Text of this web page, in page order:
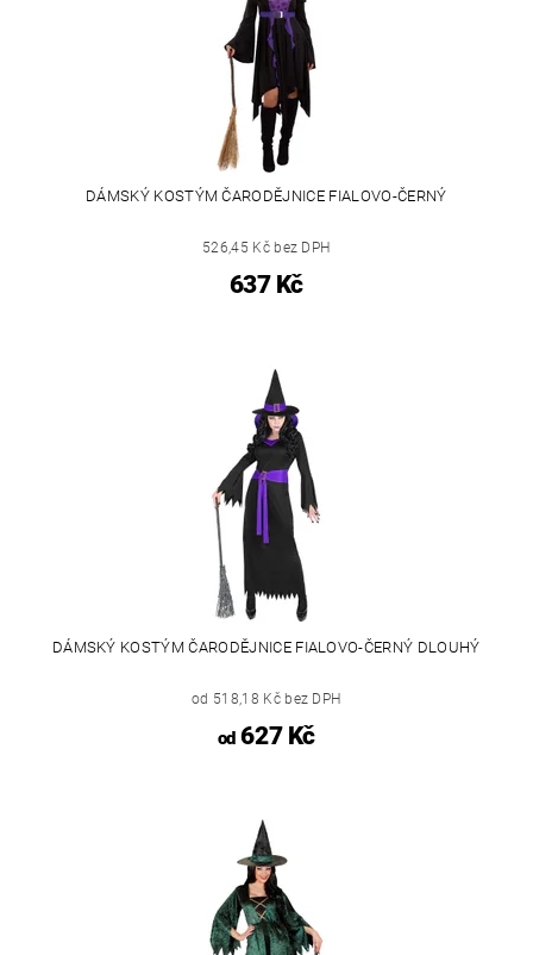
DÁMSKÝ KOSTÝM ČARODĚJNICE FIALOVO-ČERNÝ
526,45 Kč bez DPH
637 Kč
DÁMSKÝ KOSTÝM ČARODĚJNICE FIALOVO-ČERNÝ DLOUHÝ
od 518,18 Kč bez DPH
od627 Kč